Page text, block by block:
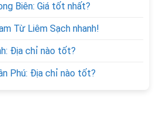
Biên: Giá tốt nhất?
Từ Liêm Sạch nhanh!
Địa chỉ nào tốt?
Phú: Địa chỉ nào tốt?